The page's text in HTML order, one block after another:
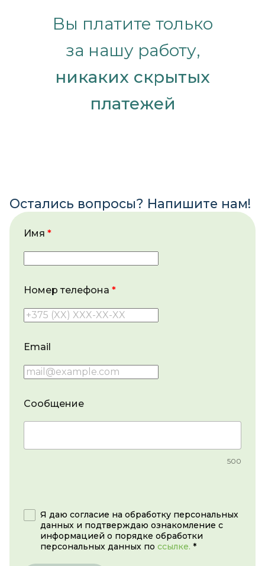
Вы платите только
за нашу работу,
никаких скрытых
платежей
Остались вопросы? Напишите нам!
Имя
Номер телефона
Email
Сообщение
500
Я даю согласие на обработку персональных
данных и подтверждаю ознакомление с
информацией о порядке обработки
персональных данных по ссылке. *